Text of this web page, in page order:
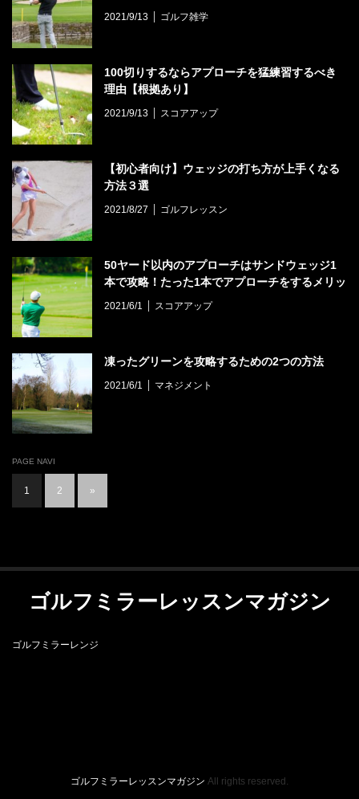
2021/9/13 ゴルフ雑学
100切りするならアプローチを猛練習するべき
理由【根拠あり】
2021/9/13 スコアアップ
【初心者向け】ウェッジの打ち方が上手くなる
方法３選
2021/8/27 ゴルフレッスン
50ヤード以内のアプローチはサンドウェッジ1
本で攻略！たった1本でアプローチをするメリッ
トとは？
2021/6/1 スコアアップ
凍ったグリーンを攻略するための2つの方法
2021/6/1 マネジメント
PAGE NAVI
1 2 »
ゴルフミラーレッスンマガジン
ゴルフミラーレンジ
ゴルフミラーレッスンマガジン All rights reserved.